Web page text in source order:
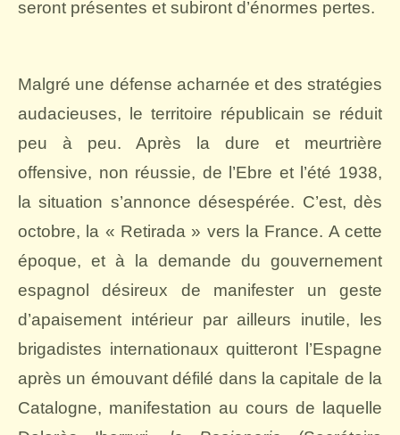
seront présentes et subiront d’énormes pertes.
Malgré une défense acharnée et des stratégies
audacieuses, le territoire républicain se réduit
peu à peu. Après la dure et meurtrière
offensive, non réussie, de l’Ebre et l’été 1938,
la situation s’annonce désespérée. C’est, dès
octobre, la « Retirada » vers la France. A cette
époque, et à la demande du gouvernement
espagnol désireux de manifester un geste
d’apaisement intérieur par ailleurs inutile, les
brigadistes internationaux quitteront l’Espagne
après un émouvant défilé dans la capitale de la
Catalogne, manifestation au cours de laquelle